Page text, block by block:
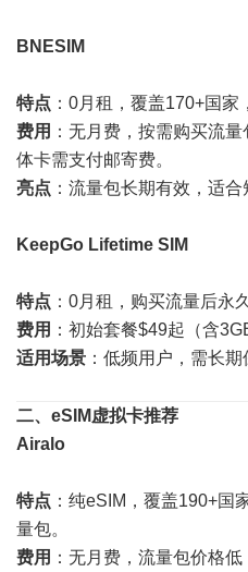
BNESIM
特点 ：0月租，覆盖170+国家
费用 ：无月费，按需购买流
体卡需支付邮寄费。
亮点 ：流量包长期有效，适合
KeepGo Lifetime SIM
特点 ：0月租，购买流量后永
费用 ：初始套餐$49起（含
适用场景 ：低频用户，需长期
二、eSIM虚拟卡推荐
Airalo
特点 ：纯eSIM，覆盖190+国
量包。
费用 ：无月费，流量包价格